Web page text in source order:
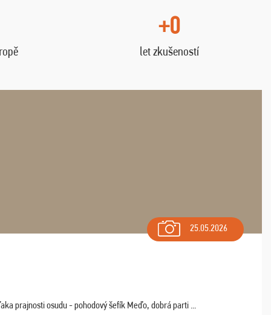
+0
let zkušeností
25.05.2026
prajnosti osudu - pohodový šefík Meďo, dobrá parti ...